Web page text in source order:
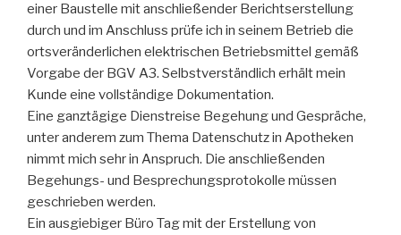
einer Baustelle mit anschließender Berichtserstellung
durch und im Anschluss prüfe ich in seinem Betrieb die
ortsveränderlichen elektrischen Betriebsmittel gemäß
Vorgabe der BGV A3. Selbstverständlich erhält mein
Kunde eine vollständige Dokumentation.
Eine ganztägige Dienstreise Begehung und Gespräche,
unter anderem zum Thema Datenschutz in Apotheken
nimmt mich sehr in Anspruch. Die anschließenden
Begehungs- und Besprechungsprotokolle müssen
geschrieben werden.
Ein ausgiebiger Büro Tag mit der Erstellung von